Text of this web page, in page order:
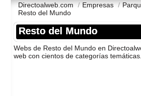
Directoalweb.com / Empresas /
Resto del Mundo
Resto del Mundo
Webs de Resto del Mundo en
web con cientos de categorí­as temáticas.